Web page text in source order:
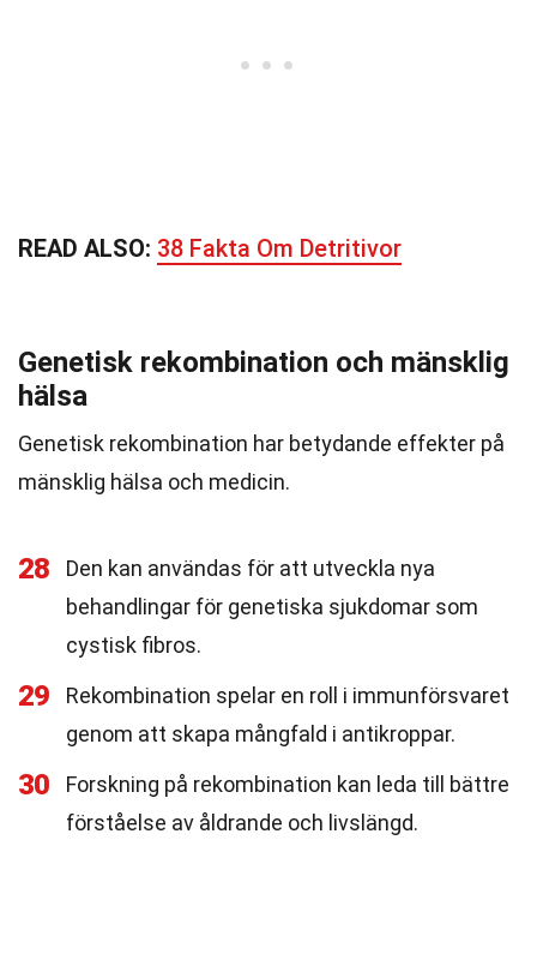
READ ALSO: 38 Fakta Om Detritivor
Genetisk rekombination och mänsklig
hälsa
Genetisk rekombination har betydande effekter på
mänsklig hälsa och medicin.
28
Den kan användas för att utveckla nya
behandlingar för genetiska sjukdomar som
cystisk fibros.
29
Rekombination spelar en roll i immunförsvaret
genom att skapa mångfald i antikroppar.
30
Forskning på rekombination kan leda till bättre
förståelse av åldrande och livslängd.